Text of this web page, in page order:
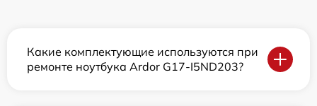
Какие комплектующие используются при
ремонте ноутбука Ardor G17-I5ND203?